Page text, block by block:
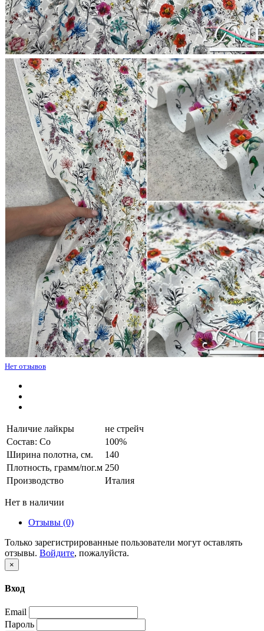
Нет отзывов
Наличие лайкры
не стрейч
Состав: Co
100%
Ширина полотна, см.
140
Плотность, грамм/пог.м 250
Производство
Италия
Нет в наличии
Отзывы (0)
Только зарегистрированные пользователи могут оставлять
отзывы. Войдите, пожалуйста.
×
Вход
Email
Пароль